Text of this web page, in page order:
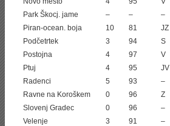
Park Škocj. jame
– – –
Piran-ocean. boja
10 81 JZ
Podčetrtek
3 94 S
Postojna
4 97 V
Ptuj
4 95 JV
Radenci
5 93 –
Ravne na Koroškem
0 96 Z
Slovenj Gradec
0 96 –
Velenje
3 91 –